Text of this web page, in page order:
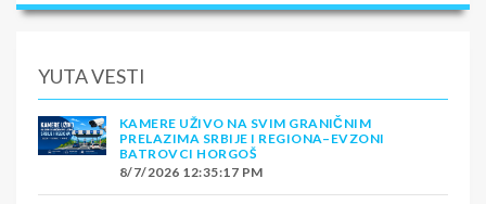
YUTA VESTI
KAMERE UŽIVO NA SVIM GRANIČNIM
PRELAZIMA SRBIJE I REGIONA–EVZONI
BATROVCI HORGOŠ
8/7/2026 12:35:17 PM